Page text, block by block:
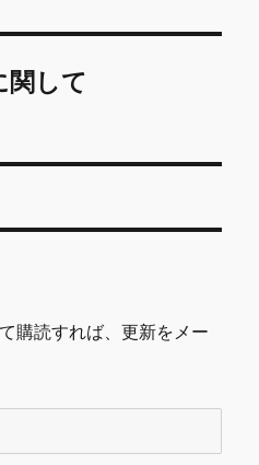
関して
購読すれば、更新をメー